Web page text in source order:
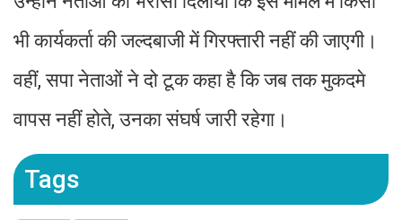
भी कार्यकर्ता की जल्दबाजी में गिरफ्तारी नहीं की जाएगी।
वहीं, सपा नेताओं ने दो टूक कहा है कि जब तक मुकदमे
वापस नहीं होते, उनका संघर्ष जारी रहेगा।
Tags